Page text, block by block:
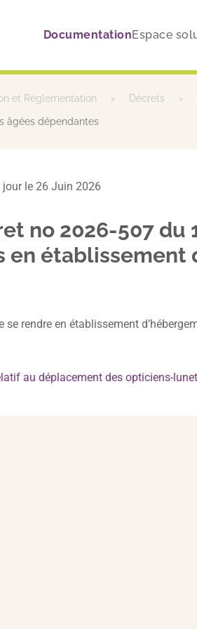
DocumentationEspace
et Réglementation Décrets
âgées dépendantes
jour le 26 Juin 2026
no 2026-507 du
établissement
se rendre en établissement
au déplacement des opticiens-